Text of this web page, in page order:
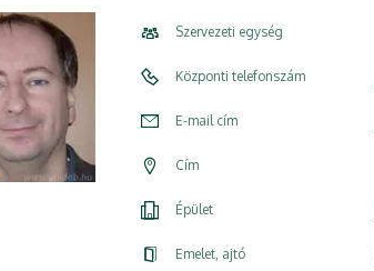
Szervezeti egység
Központi telefonszám
E-mail cím
Cím
Épület
Emelet, ajtó